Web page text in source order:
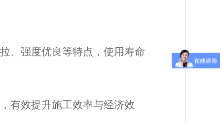
、强度优良等特点，使用寿命
有效提升施工效率与经济效